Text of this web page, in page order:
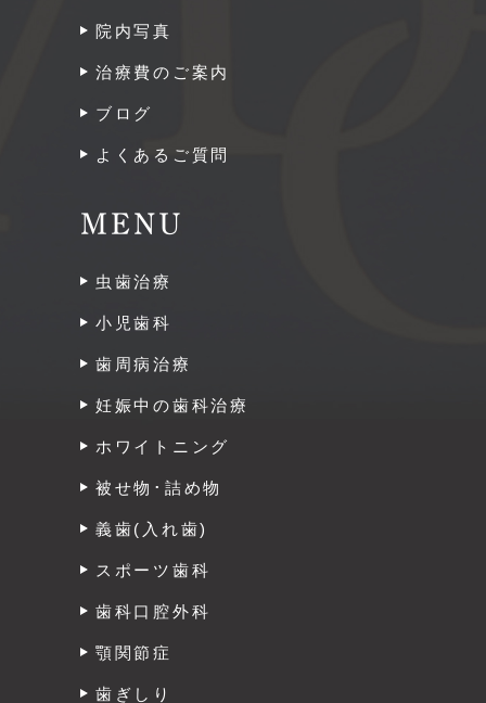
院内写真
治療費のご案内
ブログ
よくあるご質問
MENU
虫歯治療
小児歯科
歯周病治療
妊娠中の歯科治療
ホワイトニング
被せ物･詰め物
義歯(入れ歯)
スポーツ歯科
歯科口腔外科
顎関節症
歯ぎしり